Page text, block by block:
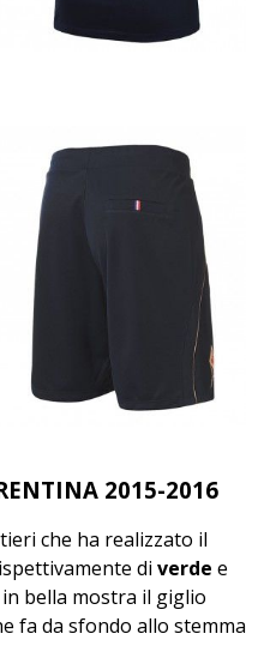
2015-2016
che ha realizzato il
di verde e
bella mostra il giglio
fa da sfondo allo stemma